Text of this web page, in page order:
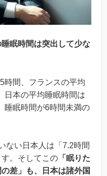
眠時間は突出して少な
時間、フランスの平均
日本の平均睡眠時間は
睡眠時間が6時間未満の
ない日本人は「7.2時間
。そしてこの 「眠りた
差」も、日本は諸外国